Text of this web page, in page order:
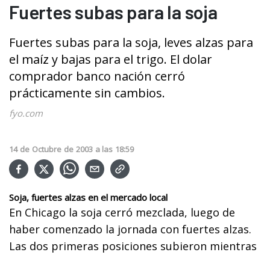
Fuertes subas para la soja
Fuertes subas para la soja, leves alzas para
el maíz y bajas para el trigo. El dolar
comprador banco nación cerró
prácticamente sin cambios.
fyo.com
14 de Octubre de 2003 a las 18:59
Soja, fuertes alzas en el mercado local
En Chicago la soja cerró mezclada, luego de
haber comenzado la jornada con fuertes alzas.
Las dos primeras posiciones subieron mientras